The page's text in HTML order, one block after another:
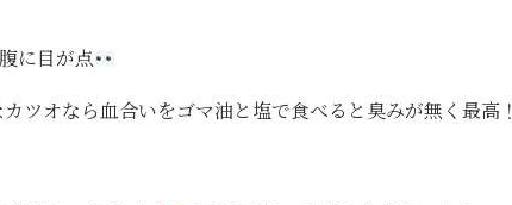
に目が点
ツオなら血合いをゴマ油と塩で食べると臭みが無く最高！